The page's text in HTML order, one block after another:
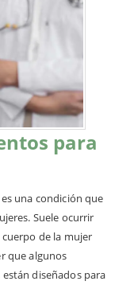
para
una condición que
Suele ocurrir
de la mujer
que algunos
diseñados para